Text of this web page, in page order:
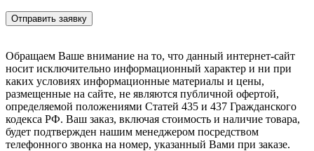
Обращаем Ваше внимание на то, что данный интернет-сайт
носит исключительно информационный характер и ни при
каких условиях информационные материалы и цены,
размещенные на сайте, не являются публичной офертой,
определяемой положениями Статей 435 и 437 Гражданского
кодекса РФ. Ваш заказ, включая стоимость и наличие товара,
будет подтвержден нашим менеджером посредством
телефонного звонка на номер, указанный Вами при заказе.